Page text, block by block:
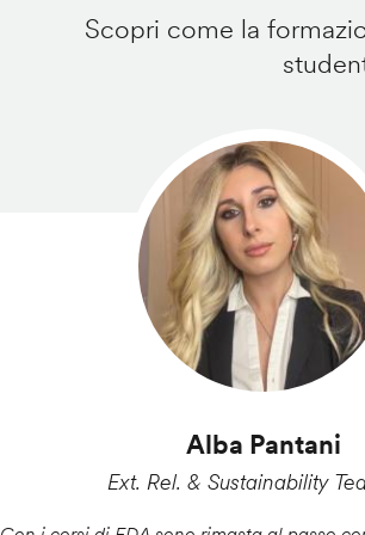
Scopri come la
Alba Pantani
Ext. Rel. & Sustainability